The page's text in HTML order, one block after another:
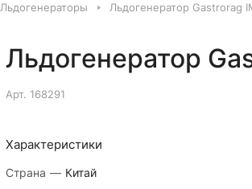
Льдогенераторы Льдогенератор Gastrorag
Льдогенератор
Арт. 168291
Характеристики
Страна — Китай